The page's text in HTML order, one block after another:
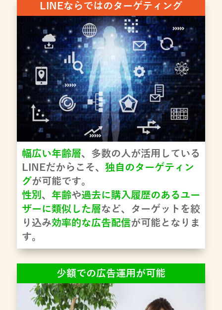
LINEならではのターゲティング
幅広い年齢層、多数の人が活用している
LINEだからこそ、 独自のターゲティン
グが可能です。
性別、 年齢や過去に購入履歴のあるユー
ザーに類似した層など、ターゲットを絞
り込み効率的な広告配信が可能となりま
す。
少額での広告運用が可能